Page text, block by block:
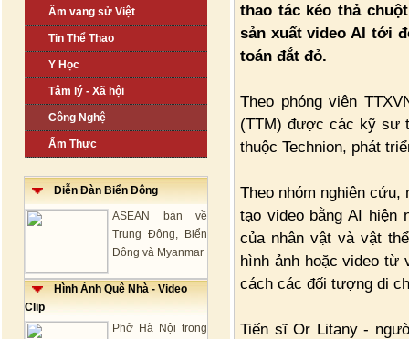
Âm vang sử Việt
Tin Thể Thao
Y Học
Tâm lý - Xã hội
Công Nghệ
Ẩm Thực
Diễn Đàn Biển Đông
ASEAN bàn về
Trung Đông, Biển
Đông và Myanmar
Hình Ảnh Quê Nhà - Video
Clip
Phở Hà Nội trong
thao tác kéo thả
sản xuất video AI tới
toán đắt đỏ.
Theo phóng viên
(TTM) được các kỹ sư
thuộc Technion, phát
Theo nhóm nghiên cứu,
tạo video bằng AI hiện
của nhân vật và vật
hình ảnh hoặc video từ
cách các đối tượng di
Tiến sĩ Or Litany -